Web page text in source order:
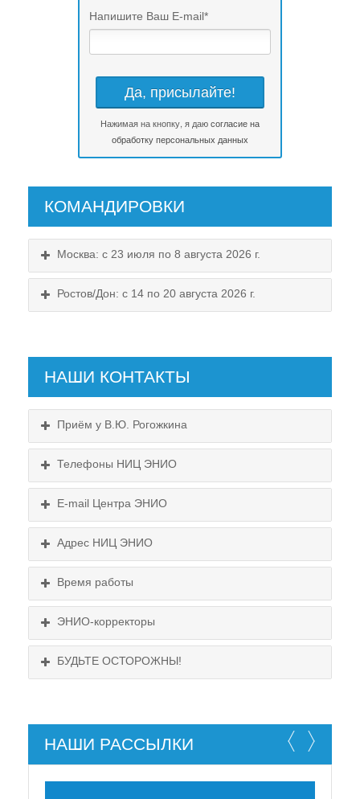
Напишите Ваш E-mail*
Нажимая на кнопку, я даюсогласие на
обработку персональных данных
КОМАНДИРОВКИ
Москва: с 23 июля по 8 августа 2026 г.
Схема проезда
Выходные:
Ростов/Дон: с 14 по 20 августа 2026 г.
Схема проезда
Выходные:
НАШИ КОНТАКТЫ
Приём у В.Ю. Рогожкина
Телефоны НИЦ ЭНИО
E-mail Центра ЭНИО
Адрес НИЦ ЭНИО
Время работы
ЭНИО-корректоры
БУДЬТЕ ОСТОРОЖНЫ!
НАШИ РАССЫЛКИ